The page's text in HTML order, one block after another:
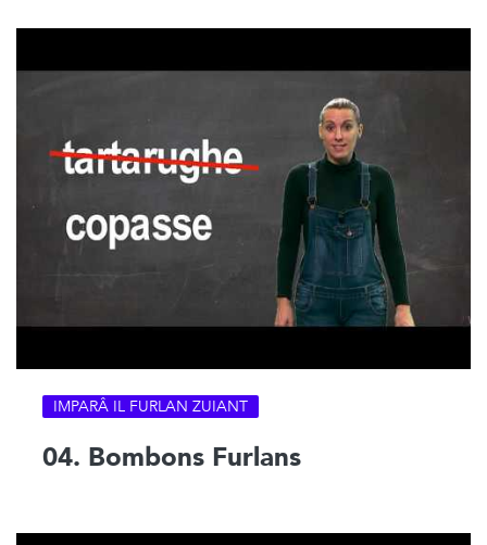
IMPARÂ IL FURLAN ZUIANT
04. Bombons Furlans